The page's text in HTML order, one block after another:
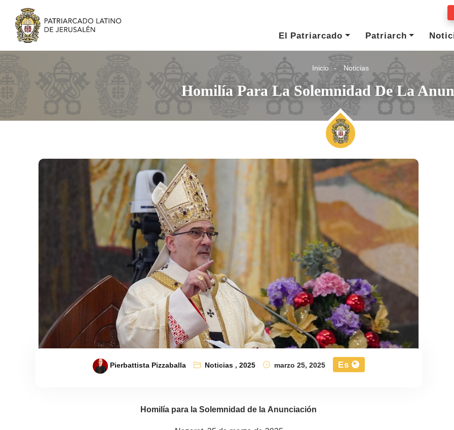
El Patriarcado
Patriarch
Inicio Noticias
Homilía Para La Solemnidad De La
Pierbattista Pizzaballa Noticias,2025 marzo 25, 2025 Es
Homilía para la Solemnidad de la Anunciación